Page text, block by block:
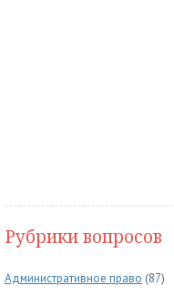
Рубрики вопросов
Административное право (87)